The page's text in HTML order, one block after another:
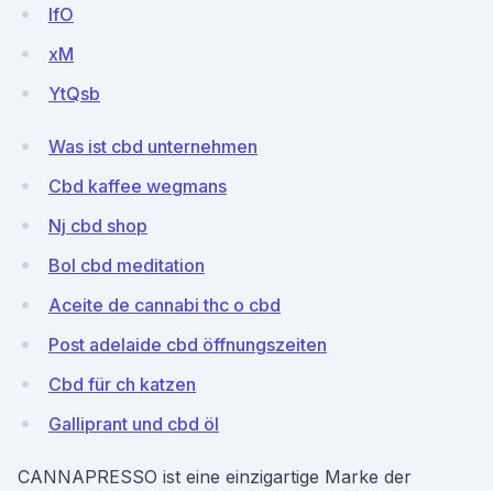
lfO
xM
YtQsb
Was ist cbd unternehmen
Cbd kaffee wegmans
Nj cbd shop
Bol cbd meditation
Aceite de cannabi thc o cbd
Post adelaide cbd öffnungszeiten
Cbd für ch katzen
Galliprant und cbd öl
CANNAPRESSO ist eine einzigartige Marke der